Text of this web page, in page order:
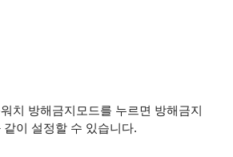
치 방해금지모드를 누르면 방해금지
이 설정할 수 있습니다.